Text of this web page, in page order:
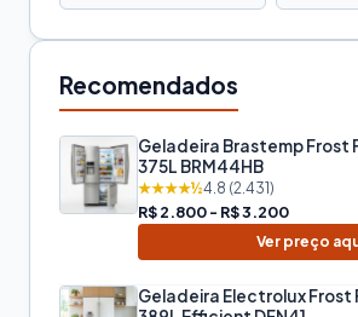
Recomendados
Geladeira Brastemp Frost
375L BRM44HB
★★★★½4.8 (2.431)
R$ 2.800 - R$ 3.200
Ver preço
Geladeira Electrolux Frost